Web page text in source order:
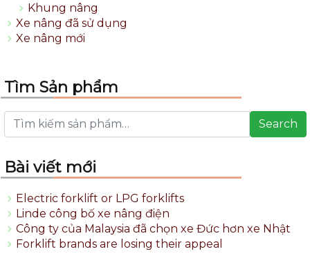
Khung nâng
Xe nâng đã sử dụng
Xe nâng mới
Tìm Sản phẩm
Search
Bài viết mới
Electric forklift or LPG forklifts
Linde công bố xe nâng điện
Công ty của Malaysia đã chọn xe Đức hơn xe Nhật
Forklift brands are losing their appeal